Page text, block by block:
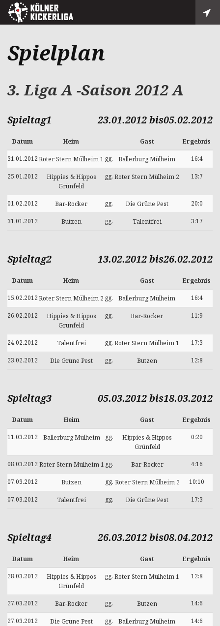
Spielplan
3. Liga A -Saison 2012 A
Spieltag1 23.01.2012 bis05.02.2012
Datum Heim Gast Ergebnis
31.01.2012Roter Stern Mülheim 1 gg. Ballerburg Mülheim 16:4
25.01.2012
Hippies & Hippos
Grünfeld
gg. Roter Stern Mülheim 2 13:7
01.02.2012 Bar-Rocker gg. Die Grüne Pest 20:0
31.01.2012 Butzen gg. Talentfrei 3:17
Spieltag2 13.02.2012 bis26.02.2012
Datum Heim Gast Ergebnis
15.02.2012Roter Stern Mülheim 2 gg. Ballerburg Mülheim 16:4
26.02.2012
Hippies & Hippos
Grünfeld
gg. Bar-Rocker 11:9
24.02.2012 Talentfrei gg. Roter Stern Mülheim 1 17:3
23.02.2012 Die Grüne Pest gg. Butzen 12:8
Spieltag3 05.03.2012 bis18.03.2012
Datum Heim Gast Ergebnis
11.03.2012 Ballerburg Mülheim gg.
Hippies & Hippos
Grünfeld
0:20
08.03.2012 Roter Stern Mülheim 1 gg. Bar-Rocker 4:16
07.03.2012 Butzen gg. Roter Stern Mülheim 2 10:10
07.03.2012 Talentfrei gg. Die Grüne Pest 17:3
Spieltag4 26.03.2012 bis08.04.2012
Datum Heim Gast Ergebnis
28.03.2012
Hippies & Hippos
Grünfeld
gg. Roter Stern Mülheim 1 12:8
27.03.2012 Bar-Rocker gg. Butzen 14:6
27.03.2012 Die Grüne Pest gg. Ballerburg Mülheim 14:6